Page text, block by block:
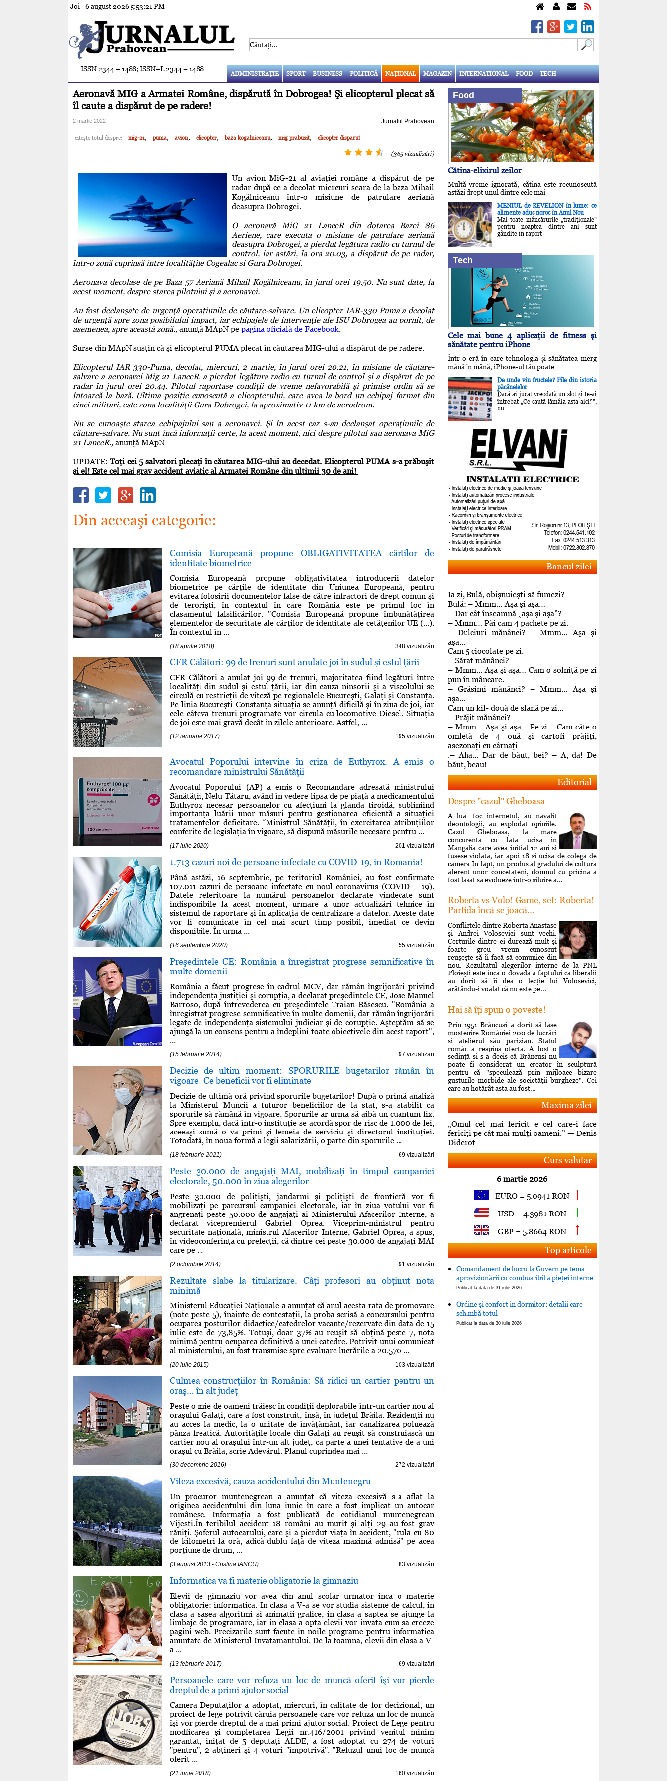
Joi - 6 august 2026 5:53:23 PM
ISSN 2344 – 1488; ISSN–L 2344 – 1488
ADMINISTRAŢIE SPORT BUSINESS POLITICĂ NAŢIONAL MAGAZIN INTERNATIONAL FOOD TECH
Aeronavă MIG a Armatei Române, dispărută în Dobrogea! Şi elicopterul plecat să
îl caute a dispărut de pe radere!
2 martie 2022 Jurnalul Prahovean
citeşte totul despre: mig-21, puma, avion, elicopter, baza kogalniceanu, mig prabusit, elicopter disparut
(365 vizualizări)
Un avion MiG-21 al aviaţiei române a dispărut de pe
radar după ce a decolat miercuri seara de la baza Mihail
Kogălniceanu într-o misiune de patrulare aeriană
deasupra Dobrogei.
O aeronavă MiG 21 LanceR din dotarea Bazei 86
Aeriene, care executa o misiune de patrulare aeriană
deasupra Dobrogei, a pierdut legătura radio cu turnul de
control, iar astăzi, la ora 20.03, a dispărut de pe radar,
într-o zonă cuprinsă între localităţile Cogealac si Gura Dobrogei.
Aeronava decolase de pe Baza 57 Aeriană Mihail Kogălniceanu, în jurul orei 19.50. Nu sunt date, la
acest moment, despre starea pilotului şi a aeronavei.
Au fost declanşate de urgenţă operaţiunile de căutare-salvare. Un elicopter IAR-330 Puma a decolat
de urgenţă spre zona posibilului impact, iar echipajele de intervenţie ale ISU Dobrogea au pornit, de
asemenea, spre această zonă., anunţă MApN pe pagina oficială de Facebook.
Surse din MApN susţin că şi elicopterul PUMA plecat în căutarea MIG-ului a dispărut de pe radere.
Elicopterul IAR 330-Puma, decolat, miercuri, 2 martie, în jurul orei 20.21, în misiune de căutare-
salvare a aeronavei Mig 21 LanceR, a pierdut legătura radio cu turnul de control şi a dispărut de pe
radar în jurul orei 20.44. Pilotul raportase condiţii de vreme nefavorabilă şi primise ordin să se
întoarcă la bază. Ultima poziţie cunoscută a elicopterului, care avea la bord un echipaj format din
cinci militari, este zona localităţii Gura Dobrogei, la aproximativ 11 km de aerodrom.
Nu se cunoaşte starea echipajului sau a aeronavei. Şi în acest caz s-au declanşat operaţiunile de
căutare-salvare. Nu sunt încă informaţii certe, la acest moment, nici despre pilotul sau aeronava MiG
21 LanceR., anunţă MApN
UPDATE:Toţi cei 5 salvatori plecaţi în căutarea MIG-ului au decedat. Elicopterul PUMA s-a prăbuşit
şi el! Este cel mai grav accident aviatic al Armatei Române din ultimii 30 de ani!
Din aceeaşi categorie:
Comisia Europeană propune OBLIGATIVITATEA cărţilor de
identitate biometrice
Comisia Europeană propune obligativitatea introducerii datelor
biometrice pe cărţile de identitate din Uniunea Europeană, pentru
evitarea folosirii documentelor false de către infractori de drept comun şi
de terorişti, în contextul în care România este pe primul loc în
clasamentul falsificărilor. "Comisia Europeană propune îmbunătăţirea
elementelor de securitate ale cărţilor de identitate ale cetăţenilor UE (...).
În contextul în ...
(18 aprilie 2018) 348 vizualizări
CFR Călători: 99 de trenuri sunt anulate joi în sudul şi estul ţării
CFR Călători a anulat joi 99 de trenuri, majoritatea fiind legături între
localităţi din sudul şi estul ţării, iar din cauza ninsorii şi a viscolului se
circulă cu restricţii de viteză pe regionalele Bucureşti, Galaţi şi Constanţa.
Pe linia Bucureşti-Constanţa situaţia se anunţă dificilă şi în ziua de joi, iar
cele câteva trenuri programate vor circula cu locomotive Diesel. Situaţia
de joi este mai gravă decât în zilele anterioare. Astfel, ...
(12 ianuarie 2017) 195 vizualizări
Avocatul Poporului intervine în criza de Euthyrox. A emis o
recomandare ministrului Sănătăţii
Avocatul Poporului (AP) a emis o Recomandare adresată ministrului
Sănătăţii, Nelu Tătaru, având în vedere lipsa de pe piaţă a medicamentului
Euthyrox necesar persoanelor cu afecţiuni la glanda tiroidă, subliniind
importanţa luării unor măsuri pentru gestionarea eficientă a situaţiei
tratamentelor deficitare. “Ministrul Sănătăţii, în exercitarea atribuţiilor
conferite de legislaţia în vigoare, să dispună măsurile necesare pentru ...
(17 iulie 2020) 201 vizualizări
1.713 cazuri noi de persoane infectate cu COVID-19, in Romania!
Până astăzi, 16 septembrie, pe teritoriul României, au fost confirmate
107.011 cazuri de persoane infectate cu noul coronavirus (COVID – 19).
Datele referitoare la numărul persoanelor declarate vindecate sunt
indisponibile la acest moment, urmare a unor actualizări tehnice în
sistemul de raportare şi în aplicaţia de centralizare a datelor. Aceste date
vor fi comunicate în cel mai scurt timp posibil, imediat ce devin
disponibile. În urma ...
(16 septembrie 2020) 55 vizualizări
Preşedintele CE: România a înregistrat progrese semnificative în
multe domenii
România a făcut progrese în cadrul MCV, dar rămân îngrijorări privind
independenţa justiţiei şi corupţia, a declarat preşedintele CE, Jose Manuel
Barroso, după întrevederea cu preşedintele Traian Băsescu. "România a
înregistrat progrese semnificative în multe domenii, dar rămân îngrijorări
legate de independenţa sistemului judiciar şi de corupţie. Aşteptăm să se
ajungă la un consens pentru a îndeplini toate obiectivele din acest raport",
...
(15 februarie 2014) 97 vizualizări
Decizie de ultim moment: SPORURILE bugetarilor rămân în
vigoare! Ce beneficii vor fi eliminate
Decizie de ultimă oră privind sporurile bugetarilor! După o primă analiză
la Ministerul Muncii a tuturor beneficiilor de la stat, s-a stabilit ca
sporurile să rămână în vigoare. Sporurile ar urma să aibă un cuantum fix.
Spre exemplu, dacă într-o instituţie se acordă spor de risc de 1.000 de lei,
aceeaşi sumă o va primi şi femeia de serviciu şi directorul instituţiei.
Totodată, în noua formă a legii salarizării, o parte din sporurile ...
(18 februarie 2021) 69 vizualizări
Peste 30.000 de angajaţi MAI, mobilizaţi în timpul campaniei
electorale, 50.000 în ziua alegerilor
Peste 30.000 de poliţişti, jandarmi şi poliţişti de frontieră vor fi
mobilizaţi pe parcursul campaniei electorale, iar în ziua votului vor fi
angrenaţi peste 50.000 de angajaţi ai Ministerului Afacerilor Interne, a
declarat vicepremierul Gabriel Oprea. Viceprim-ministrul pentru
securitate naţională, ministrul Afacerilor Interne, Gabriel Oprea, a spus,
în videoconferinţa cu prefecţii, că dintre cei peste 30.000 de angajaţi MAI
care pe ...
(2 octombrie 2014) 91 vizualizări
Rezultate slabe la titularizare. Câţi profesori au obţinut nota
minimă
Ministerul Educaţiei Naţionale a anunţat că anul acesta rata de promovare
(note peste 5), înainte de contestaţii, la proba scrisă a concursului pentru
ocuparea posturilor didactice/catedrelor vacante/rezervate din data de 15
iulie este de 73,85%. Totuşi, doar 37% au reuşit să obţină peste 7, nota
minimă pentru ocuparea definitivă a unei catedre. Potrivit unui comunicat
al ministerului, au fost transmise spre evaluare lucrările a 20.570 ...
(20 iulie 2015) 103 vizualizări
Culmea construcţiilor în România: Să ridici un cartier pentru un
oraş… în alt judeţ
Peste o mie de oameni trăiesc în condiţii deplorabile într-un cartier nou al
oraşului Galaţi, care a fost construit, însă, în judeţul Brăila. Rezidenţii nu
au acces la medic, la o unitate de învăţământ, iar canalizarea poluează
pânza freatică. Autorităţile locale din Galaţi au reuşit să construiască un
cartier nou al oraşului într-un alt judeţ, ca parte a unei tentative de a uni
oraşul cu Brăila, scrie Adevărul. Planul cuprindea mai ...
(30 decembrie 2016) 272 vizualizări
Viteza excesivă, cauza accidentului din Muntenegru
Un procuror muntenegrean a anunţat că viteza excesivă s-a aflat la
originea accidentului din luna iunie în care a fost implicat un autocar
românesc. Informaţia a fost publicată de cotidianul muntenegrean
Vijesti.În teribilul accident 18 români au murit şi alţi 29 au fost grav
răniţi. Şoferul autocarului, care şi-a pierdut viaţa în accident, "rula cu 80
de kilometri la oră, adică dublu faţă de viteza maximă admisă" pe acea
porţiune de drum, ...
(3 august 2013 - Cristina IANCU) 83 vizualizări
Informatica va fi materie obligatorie la gimnaziu
Elevii de gimnaziu vor avea din anul scolar urmator inca o materie
obligatorie: informatica. In clasa a V-a se vor studia sisteme de calcul, in
clasa a sasea algoritmi si animatii grafice, in clasa a saptea se ajunge la
limbaje de programare, iar in clasa a opta elevii vor invata cum sa creeze
pagini web. Precizarile sunt facute in noile programe pentru informatica
anuntate de Ministerul Invatamantului. De la toamna, elevii din clasa a V-
a ...
(13 februarie 2017) 69 vizualizări
Persoanele care vor refuza un loc de muncă oferit îşi vor pierde
dreptul de a primi ajutor social
Camera Deputaţilor a adoptat, miercuri, în calitate de for decizional, un
proiect de lege potrivit căruia persoanele care vor refuza un loc de muncă
îşi vor pierde dreptul de a mai primi ajutor social. Proiect de Lege pentru
modficarea şi completarea Legii nr.416/2001 privind venitul minim
garantat, iniţat de 5 deputaţi ALDE, a fost adoptat cu 274 de voturi
''pentru'', 2 abţineri şi 4 voturi ''împotrivă''. "Refuzul unui loc de muncă
oferit ...
(21 iunie 2018) 160 vizualizări
Food
Cătina-elixirul zeilor
Multă vreme ignorată, cătina este recunoscută
astăzi drept unul dintre cele mai
MENIUL de REVELION în lume: ce
alimente aduc noroc în Anul Nou
Mai toate mâncărurile „tradiţionale”
pentru noaptea dintre ani sunt
gândite în raport
Tech
Cele mai bune 4 aplicaţii de fitness şi
sănătate pentru iPhone
Într-o eră în care tehnologia și sănătatea merg
mână în mână, iPhone-ul tău poate
De unde vin fructele? File din istoria
păcănelelor
Dacă ai jucat vreodată un slot și te-ai
întrebat „Ce caută lămâia asta aici?”,
nu
Bancul zilei
Ia zi, Bulă, obişnuieşti să fumezi?
Bulă: – Mmm… Aşa şi aşa…
– Dar cât înseamnă „aşa şi aşa”?
– Mmm… Păi cam 4 pachete pe zi.
– Dulciuri mănânci? – Mmm… Aşa şi
aşa…
Cam 5 ciocolate pe zi.
– Sărat mănânci?
– Mmm… Aşa şi aşa… Cam o solniţă pe zi
pun în mâncare.
– Grăsimi mănânci? – Mmm… Aşa şi
aşa…
Cam un kil- două de slană pe zi…
– Prăjit mănânci?
– Mmm… Aşa şi aşa… Pe zi… Cam câte o
omletă de 4 ouă şi cartofi prăjiţi,
asezonaţi cu cârnaţi
.– Aha… Dar de băut, bei? – A, da! De
băut, beau!
Editorial
Despre "cazul" Gheboasa
A luat foc internetul, au navalit
deontologii, au explodat opiniile.
Cazul Gheboasa, la mare
concurenta cu fata ucisa in
Mangalia care avea initial 12 ani si
fusese violata, iar apoi 18 si ucisa de colega de
camera In fapt, un produs al gradului de cultura
aferent unor concetateni, domnul cu pricina a
fost lasat sa evolueze intr-o siluire a...
Roberta vs Volo! Game, set: Roberta!
Partida încă se joacă...
Conflictele dintre Roberta Anastase
şi Andrei Volosevici sunt vechi.
Certurile dintre ei durează mult şi
foarte greu vreun cunoscut
reuşeşte să îi facă să comunice din
nou. Rezultatul alegerilor interne de la PNL
Ploieşti este încă o dovadă a faptului că liberalii
au dorit să îi dea o lecţie lui Volosevici,
arâtându-i voalat că nu este pe...
Hai să îţi spun o poveste!
Prin 1951 Brâncusi a dorit să lase
mostenire României 200 de lucrări
si atelierul său parizian. Statul
român a respins oferta. A fost o
sedinţă si s-a decis că Brâncusi nu
poate fi considerat un creator în sculptură
pentru că "speculează prin mijloace bizare
gusturile morbide ale societăţii burgheze". Cei
care au hotărât asta au fost...
Maxima zilei
„Omul cel mai fericit e cel care-i face
fericiţi pe cât mai mulţi oameni.” — Denis
Diderot
Curs valutar
6 martie 2026
EURO = 5.0941 RON
USD = 4.3981 RON
GBP = 5.8664 RON
Top articole
Comandament de lucru la Guvern pe tema
aprovizionării cu combustibil a pieţei interne
Publicat la data de 31 iulie 2026
Ordine şi confort in dormitor: detalii care
schimbă totul
Publicat la data de 30 iulie 2026